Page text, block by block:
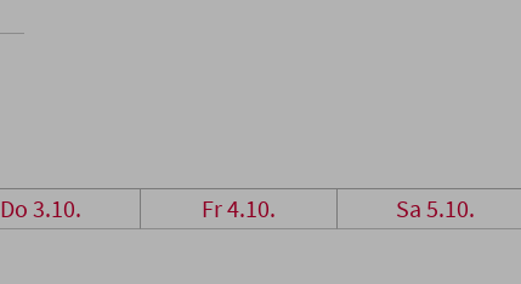
Do 3.10. Fr 4.10. Sa 5.10.